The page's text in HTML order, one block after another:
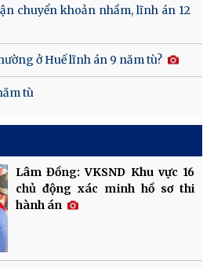
chuyển khoản nhầm, lĩnh án 12
ở Huế lĩnh án 9 năm tù?
tù
Lâm Đồng: VKSND Khu vực 16
chủ động xác minh hồ sơ thi
hành án